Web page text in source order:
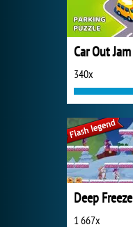
Car Out Jam
340x
Deep Freeze
1 667x